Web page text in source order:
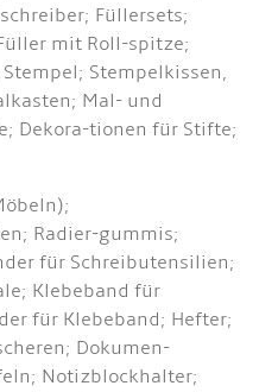
Füllersets;
mit Roll-spitze;
Stempelkissen,
Mal- und
Dekora-tionen für Stifte;
Radier-gummis;
für Schreibutensilien;
Klebeband für
für Klebeband; Hefter;
Dokumen-
Notizblockhalter;